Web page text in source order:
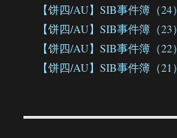
【饼四/AU】SIB事件簿（24）
【饼四/AU】SIB事件簿（23）
【饼四/AU】SIB事件簿（22）
【饼四/AU】SIB事件簿（21）